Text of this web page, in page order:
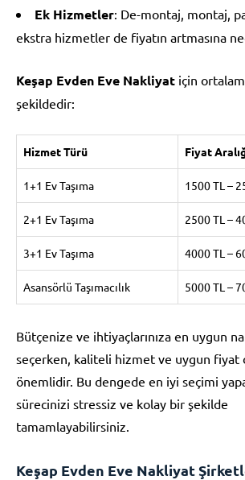
Ek Hizmetler: De-montaj, montaj,
ekstra hizmetler de fiyatın artmasına
Keşap Evden Eve Nakliyat için
şekildedir:
Hizmet Türü Fiyat
1+1 Ev Taşıma 1500 TL –
2+1 Ev Taşıma 2500 TL –
3+1 Ev Taşıma 4000 TL –
Asansörlü Taşımacılık 5000 TL –
Bütçenize ve ihtiyaçlarınıza en uygun
seçerken, kaliteli hizmet ve uygun fiyat
önemlidir. Bu dengede en iyi seçimi
sürecinizi stressiz ve kolay bir şekilde
tamamlayabilirsiniz.
Keşap Evden Eve Nakliyat